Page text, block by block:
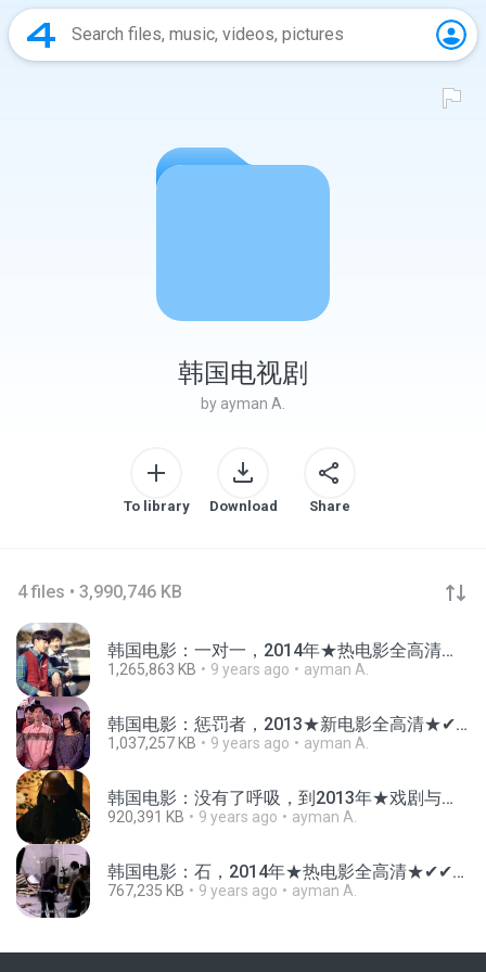
韩国电视剧
by ayman A.
To library Download Share
4 files • 3,990,746 KB
韩国电影：一对一，2014年★热电影全高清★✔✔11.mp4
1,265,863 KB 9 years ago ayman A.
韩国电影：惩罚者，2013★新电影全高清★✔✔8.mp4
1,037,257 KB 9 years ago ayman A.
韩国电影：没有了呼吸，到2013年★戏剧与浪漫全高清★✔✔5.mp4
920,391 KB 9 years ago ayman A.
韩国电影：石，2014年★热电影全高清★✔✔3.mp4
767,235 KB 9 years ago ayman A.